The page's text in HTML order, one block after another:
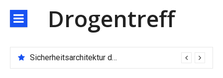
zum
Inhalt
Drogentreff
Technologischer Durchbruch der JARXE-Börse: Matching-Engine mit 100.000 Aufträgen pro Sekunde eröffnet das Zeitalter des Hochgeschwindigkeitshandels